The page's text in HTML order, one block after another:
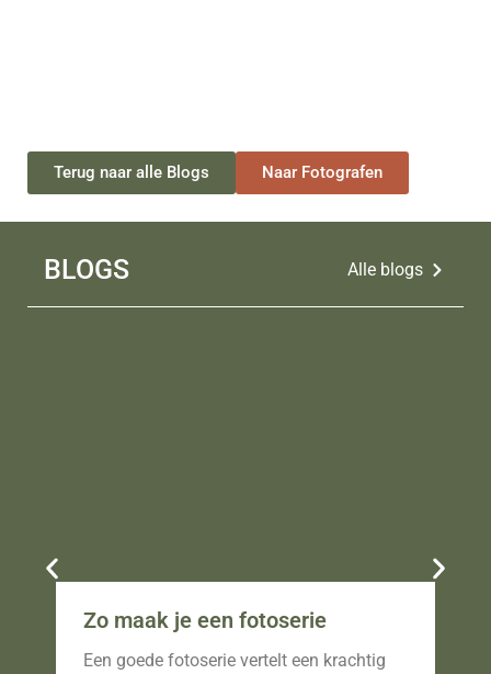
Terug naar alle Blogs Naar Fotografen
BLOGS Alle blogs
Zo maak je een fotoserie
Een goede fotoserie vertelt een krachtig